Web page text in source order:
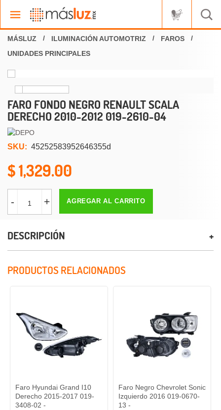
ILUMINACIÓN AUTOMOTRIZ
FAROS
UNIDADES PRINCIPALES
FARO FONDO NEGRO RENAULT SCALA
DERECHO 2010-2012 019-2610-04
SKU: 45252583952646355d
1,329.00
- + AGREGAR AL CARRITO
DESCRIPCIÓN
PRODUCTOS RELACIONADOS
Faro Hyundai Grand I10
Derecho 2015-2017 019-
3408-02 -
Faro Negro Chevrolet Sonic
Izquierdo 2016 019-0670-
13 -